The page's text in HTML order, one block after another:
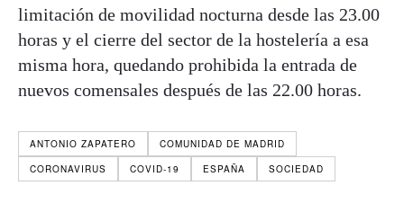
limitación de movilidad nocturna desde las 23.00
horas y el cierre del sector de la hostelería a esa
misma hora, quedando prohibida la entrada de
nuevos comensales después de las 22.00 horas.
ANTONIO ZAPATERO
COMUNIDAD DE MADRID
CORONAVIRUS
COVID-19 ESPAÑA SOCIEDAD